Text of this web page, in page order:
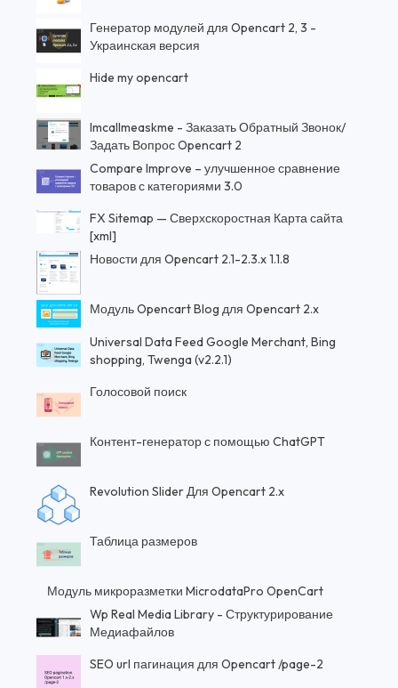
Генератор модулей для Opencart 2, 3 -
Украинская версия
Hide my opencart
Imcallmeaskme - Заказать Обратный Звонок/
Задать Вопрос Opencart 2
Compare Improve – улучшенное сравнение
товаров с категориями 3.0
FX Sitemap — Сверхскоростная Карта сайта
[xml]
Новости для Opencart 2.1-2.3.x 1.1.8
Модуль Opencart Blog для Opencart 2.x
Universal Data Feed Google Merchant, Bing
shopping, Twenga (v2.2.1)
Голосовой поиск
Контент-генератор с помощью ChatGPT
Revolution Slider Для Opencart 2.x
Таблица размеров
Модуль микроразметки MicrodataPro OpenCart
Wp Real Media Library - Структурирование
Медиафайлов
SEO url пагинация для Opencart /page-2